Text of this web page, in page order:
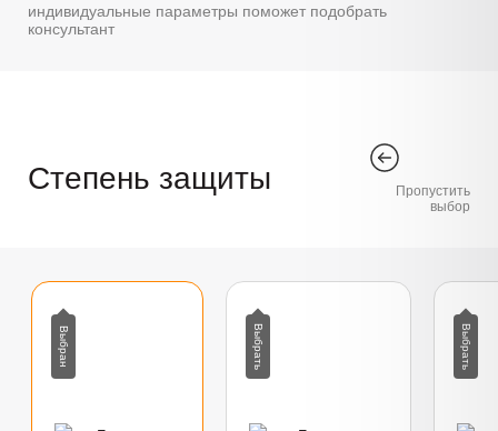
индивидуальные параметры поможет подобрать
консультант
Степень защиты
Пропустить
выбор